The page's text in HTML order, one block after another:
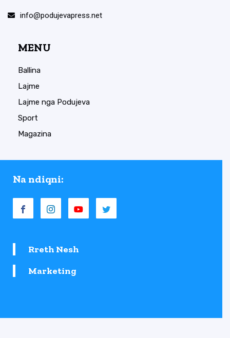
info@podujevapress.net
MENU
Ballina
Lajme
Lajme nga Podujeva
Sport
Magazina
Na ndiqni:
Rreth Nesh
Marketing